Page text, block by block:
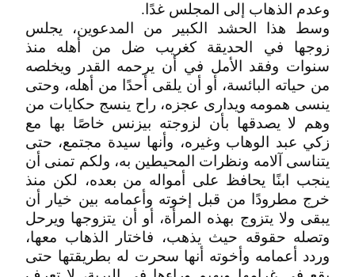
وعدم الذهاب إلى المجلس غدًا.
وسط هذا الحشد الكبير من المدعوين، يجلس
زوجها في الحديقة كغريب ضل من أهله منذ
سنوات وفقد الأمل في أن يرحمه القدر ويخلصه
من حياته البائسة، أو أن يلقى أحدًا من أهله، وحتى
ينسى همومه ويدارى عجزه، راح ينسج حكايات من
وهم لا يصدقها بأن لزوجته بيزنس خاصًا بها مع
زكي عبد الوهاب وغيره، وأنها سيدة مجتمع، حتى
يتناسى آلامه ونظرات المحيطين به، ولكم تمنى أن
ينجب ابنًا يحافظ على أمواله من بعده، لكن منذ
خرج مطرودًا من قبل إخوته وأعمامه بين خيار أن
يبقى ولا يتزوج بهذه المرأة، أو أن يتزوجها ويرحل
وتصله حقوقه حيث يذهب، فاختار الذهاب معها،
وردد أعمامه وأخوته أنها سحرت له بطريقتها حتى